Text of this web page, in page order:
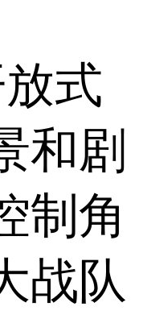
式
和剧
制角
战队